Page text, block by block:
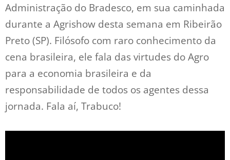
Administração do Bradesco, em sua caminhada
durante a Agrishow desta semana em Ribeirão
Preto (SP). Filósofo com raro conhecimento da
cena brasileira, ele fala das virtudes do Agro
para a economia brasileira e da
responsabilidade de todos os agentes dessa
jornada. Fala aí, Trabuco!